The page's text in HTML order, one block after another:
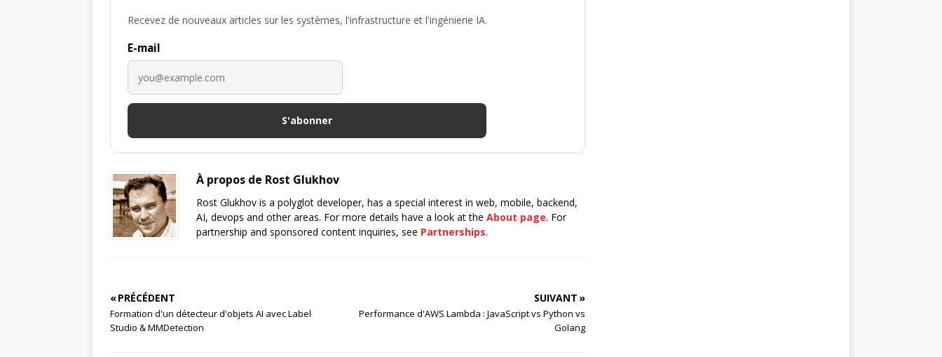
Recevez de nouveaux articles sur les systèmes, l'infrastructure et l'ingénierie IA.
E-mail
S'abonner
À propos de Rost Glukhov
Rost Glukhov is a polyglot developer, has a special interest in web, mobile, backend,
AI, devops and other areas. For more details have a look at the About page. For
partnership and sponsored content inquiries, see Partnerships.
« PRÉCÉDENT
Formation d'un détecteur d'objets AI avec Label
Studio & MMDetection
SUIVANT »
Performance d'AWS Lambda : JavaScript vs Python vs
Golang